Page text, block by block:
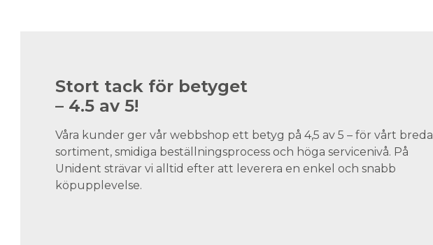
Stort tack för betyget
– 4.5 av 5!
Våra kunder ger vår webbshop ett betyg på 4,5 av 5 – för vårt breda
sortiment, smidiga beställningsprocess och höga servicenivå. På
Unident strävar vi alltid efter att leverera en enkel och snabb
köpupplevelse.